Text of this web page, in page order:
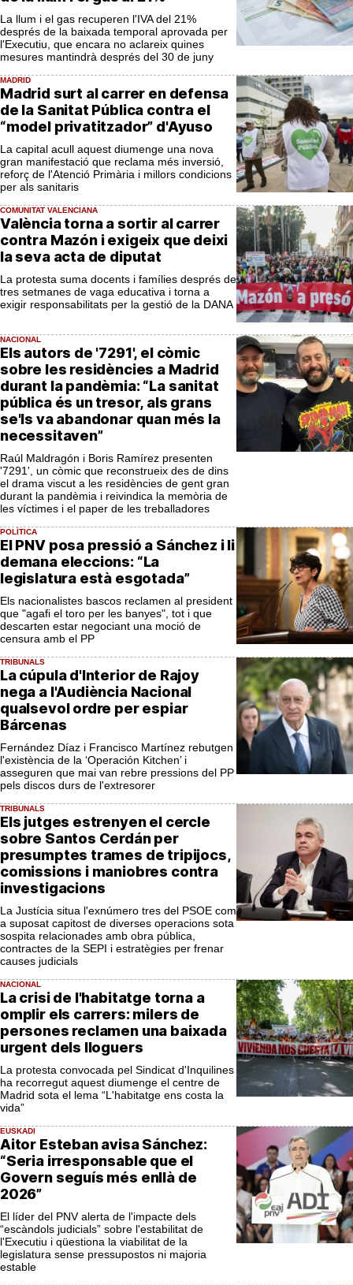
La llum i el gas recuperen l'IVA del 21%
després de la baixada temporal aprovada per
l'Executiu, que encara no aclareix quines
mesures mantindrà després del 30 de juny
MADRID
Madrid surt al carrer en defensa
de la Sanitat Pública contra el
“model privatitzador” d'Ayuso
La capital acull aquest diumenge una nova
gran manifestació que reclama més inversió,
reforç de l'Atenció Primària i millors condicions
per als sanitaris
COMUNITAT VALENCIANA
València torna a sortir al carrer
contra Mazón i exigeix que deixi
la seva acta de diputat
La protesta suma docents i famílies després de
tres setmanes de vaga educativa i torna a
exigir responsabilitats per la gestió de la DANA
NACIONAL
Els autors de '7291', el còmic
sobre les residències a Madrid
durant la pandèmia: “La sanitat
pública és un tresor, als grans
se'ls va abandonar quan més la
necessitaven”
Raúl Maldragón i Boris Ramírez presenten
'7291', un còmic que reconstrueix des de dins
el drama viscut a les residències de gent gran
durant la pandèmia i reivindica la memòria de
les víctimes i el paper de les treballadores
POLÍTICA
El PNV posa pressió a Sánchez i li
demana eleccions: “La
legislatura està esgotada”
Els nacionalistes bascos reclamen al president
que "agafi el toro per les banyes", tot i que
descarten estar negociant una moció de
censura amb el PP
TRIBUNALS
La cúpula d'Interior de Rajoy
nega a l'Audiència Nacional
qualsevol ordre per espiar
Bárcenas
Fernández Díaz i Francisco Martínez rebutgen
l'existència de la ‘Operación Kitchen’ i
asseguren que mai van rebre pressions del PP
pels discos durs de l'extresorer
TRIBUNALS
Els jutges estrenyen el cercle
sobre Santos Cerdán per
presumptes trames de tripijocs,
comissions i maniobres contra
investigacions
La Justícia situa l'exnúmero tres del PSOE com
a suposat capitost de diverses operacions sota
sospita relacionades amb obra pública,
contractes de la SEPI i estratègies per frenar
causes judicials
NACIONAL
La crisi de l'habitatge torna a
omplir els carrers: milers de
persones reclamen una baixada
urgent dels lloguers
La protesta convocada pel Sindicat d'Inquilines
ha recorregut aquest diumenge el centre de
Madrid sota el lema “L'habitatge ens costa la
vida”
EUSKADI
Aitor Esteban avisa Sánchez:
“Seria irresponsable que el
Govern seguís més enllà de
2026”
El líder del PNV alerta de l'impacte dels
“escàndols judicials” sobre l'estabilitat de
l'Executiu i qüestiona la viabilitat de la
legislatura sense pressupostos ni majoria
estable